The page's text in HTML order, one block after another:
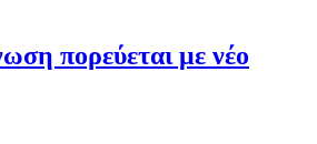
πορεύεται με νέο